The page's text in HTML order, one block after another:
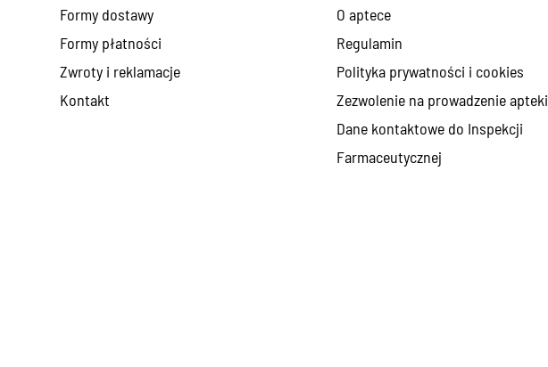
Formy dostawy
Formy płatności
Zwroty i reklamacje
Kontakt
O aptece
Regulamin
Polityka prywatności i cookies
Zezwolenie na prowadzenie apteki
Dane kontaktowe do Inspekcji
Farmaceutycznej